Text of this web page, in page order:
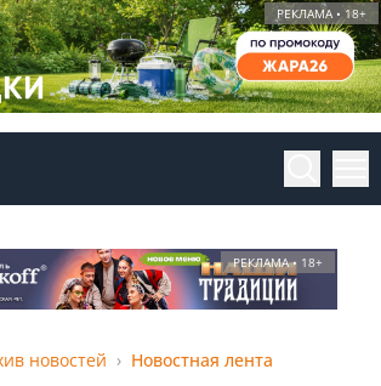
РЕКЛАМА • 18+
РЕКЛАМА • 18+
новостей Новостная лента